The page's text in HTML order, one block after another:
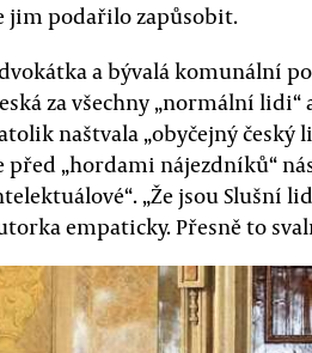
jim podařilo zapůsobit.
a bývalá komunální
za všechny „normální
naštvala „obyčejný český
před „hordami nájezdníků“
„Že jsou Slušní
empaticky. Přesně to